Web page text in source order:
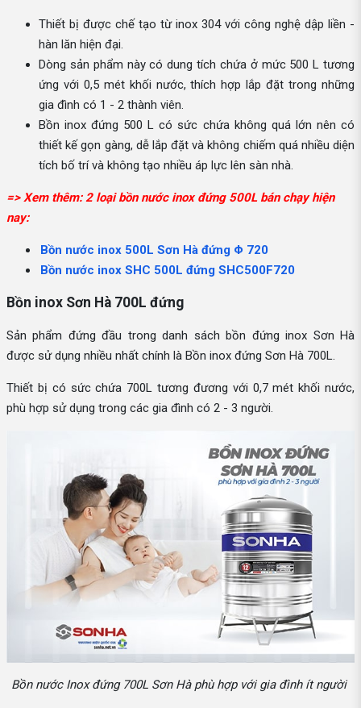
Thiết bị được chế tạo từ inox 304 với công nghệ dập liền -
hàn lăn hiện đại.
Dòng sản phẩm này có dung tích chứa ở mức 500 L tương
ứng với 0,5 mét khối nước, thích hợp lắp đặt trong những
gia đình có 1 - 2 thành viên.
Bồn inox đứng 500 L có sức chứa không quá lớn nên có
thiết kế gọn gàng, dễ lắp đặt và không chiếm quá nhiều diện
tích bố trí và không tạo nhiều áp lực lên sàn nhà.
=> Xem thêm: 2 loại bồn nước inox đứng 500L bán chạy hiện
nay:
Bồn nước inox 500L Sơn Hà đứng Φ 720
Bồn nước inox SHC 500L đứng SHC500F720
Bồn inox Sơn Hà 700L đứng
Sản phẩm đứng đầu trong danh sách bồn đứng inox Sơn Hà
được sử dụng nhiều nhất chính là Bồn inox đứng Sơn Hà 700L.
Thiết bị có sức chứa 700L tương đương với 0,7 mét khối nước,
phù hợp sử dụng trong các gia đình có 2 - 3 người.
Bồn nước Inox đứng 700L Sơn Hà phù hợp với gia đình ít người